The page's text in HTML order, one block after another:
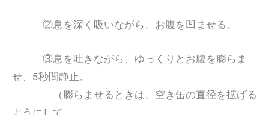
②息を深く吸いながら、お腹を凹ませる。
③息を吐きながら、ゆっくりとお腹を膨らま
せ、5秒間静止。
（膨らませるときは、空き缶の直径を拡げる